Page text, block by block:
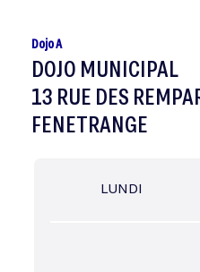
Dojo A
DOJO MUNICIPAL
13 RUE DES
FENETRANGE
LUNDI